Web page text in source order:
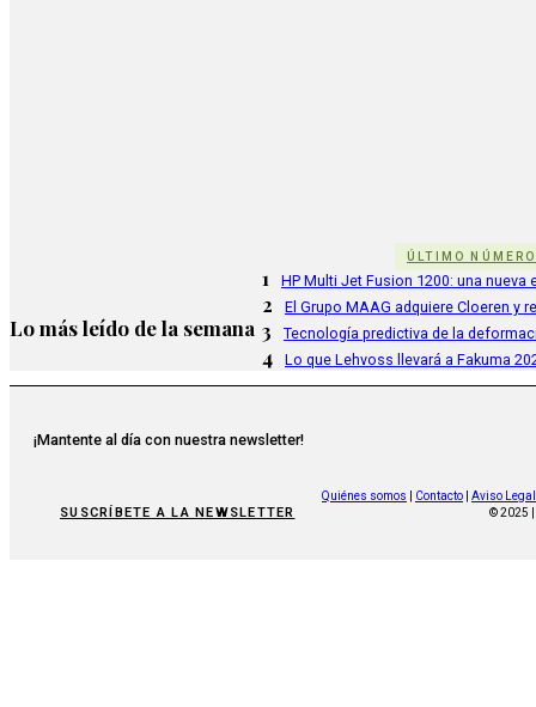
ÚLTIMO NÚMERO
Lo más leído de la semana
1 HP Multi Jet Fusion 1200: una
2 El Grupo MAAG adquiere Cloeren
3 Tecnología predictiva de la
4 Lo que Lehvoss llevará a Fakuma
¡Mantente al día con nuestra newsletter!
SUSCRÍBETE A LA NEWSLETTER
Quiénes somos Contacto
Aviso Legal
© 2025